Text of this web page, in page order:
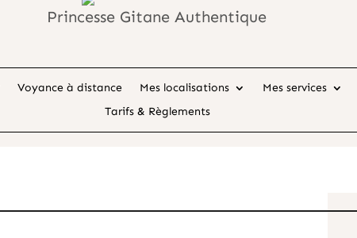
Princesse Gitane Authentique
Voyance à distance Mes localisations Mes services
Tarifs & Règlements